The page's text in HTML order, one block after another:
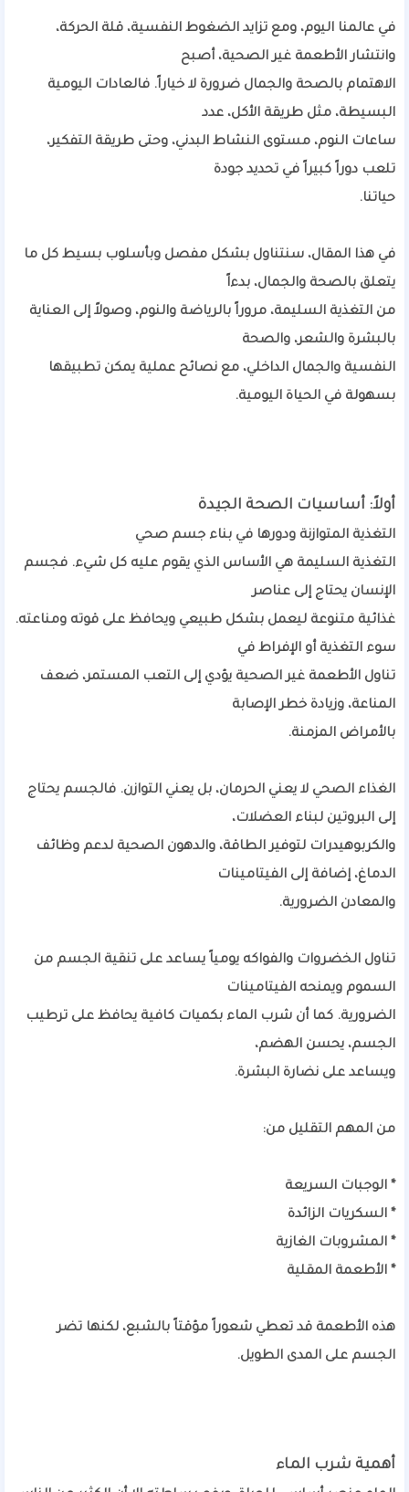
في عالمنا اليوم، ومع تزايد الضغوط النفسية، قلة الحركة،
وانتشار الأطعمة غير الصحية، أصبح
الاهتمام بالصحة والجمال ضرورة لا خياراً. فالعادات اليومية
البسيطة، مثل طريقة الأكل، عدد
ساعات النوم، مستوى النشاط البدني، وحتى طريقة التفكير،
تلعب دوراً كبيراً في تحديد جودة
حياتنا.
في هذا المقال، سنتناول بشكل مفصل وبأسلوب بسيط كل ما
يتعلق بالصحة والجمال، بدءاً
من التغذية السليمة، مروراً بالرياضة والنوم، وصولاً إلى العناية
بالبشرة والشعر، والصحة
النفسية والجمال الداخلي، مع نصائح عملية يمكن تطبيقها
بسهولة في الحياة اليومية.
أولاً: أساسيات الصحة الجيدة
التغذية المتوازنة ودورها في بناء جسم صحي
التغذية السليمة هي الأساس الذي يقوم عليه كل شيء. فجسم
الإنسان يحتاج إلى عناصر
غذائية متنوعة ليعمل بشكل طبيعي ويحافظ على قوته ومناعته.
سوء التغذية أو الإفراط في
تناول الأطعمة غير الصحية يؤدي إلى التعب المستمر، ضعف
المناعة، وزيادة خطر الإصابة
بالأمراض المزمنة.
الغذاء الصحي لا يعني الحرمان، بل يعني التوازن. فالجسم يحتاج
إلى البروتين لبناء العضلات،
والكربوهيدرات لتوفير الطاقة، والدهون الصحية لدعم وظائف
الدماغ، إضافة إلى الفيتامينات
والمعادن الضرورية.
تناول الخضروات والفواكه يومياً يساعد على تنقية الجسم من
السموم ويمنحه الفيتامينات
الضرورية. كما أن شرب الماء بكميات كافية يحافظ على ترطيب
الجسم، يحسن الهضم،
ويساعد على نضارة البشرة.
من المهم التقليل من:
* الوجبات السريعة
* السكريات الزائدة
* المشروبات الغازية
* الأطعمة المقلية
هذه الأطعمة قد تعطي شعوراً مؤقتاً بالشبع، لكنها تضر
الجسم على المدى الطويل.
أهمية شرب الماء